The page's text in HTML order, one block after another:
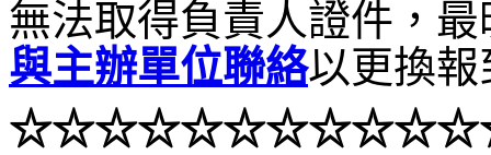
無法取得負責人證件，最
與主辦單位聯絡以更換
☆☆☆☆☆☆☆☆☆